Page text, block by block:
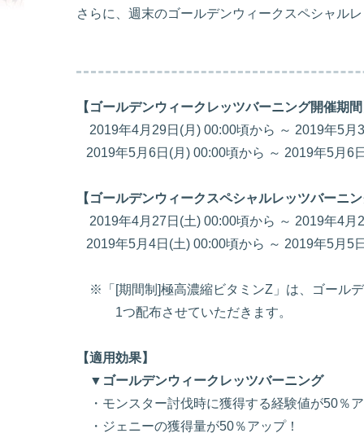
さらに、週末のゴールデンウィークスペシャル
【ゴールデンウィークレッツバーニング開催期
2019年4月29日(月) 00:00頃から ～ 2019年5月
2019年5月6日(月) 00:00頃から ～ 2019年5月6
【ゴールデンウィークスペシャルレッツバーニ
2019年4月27日(土) 00:00頃から ～ 2019年4月
2019年5月4日(土) 00:00頃から ～ 2019年5月5
※「[期間制]極高濃縮ビタミンZ」は、ゴール
1つ配布させていただきます。
【適用効果】
▼ゴールデンウィークレッツバーニング
・モンスター討伐時に獲得する経験値が50％
・ジェニーの獲得量が50％アップ！